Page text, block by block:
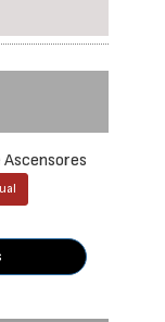
Ascensores